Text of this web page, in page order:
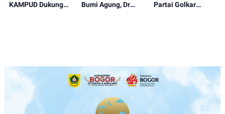
KAMPUD Dukung
Bumi Agung, Dr
Partai Golkar